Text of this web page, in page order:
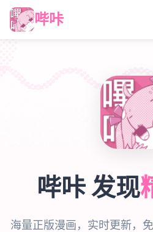
哔咔
哔咔 发现
海量正版漫画，实时更新，